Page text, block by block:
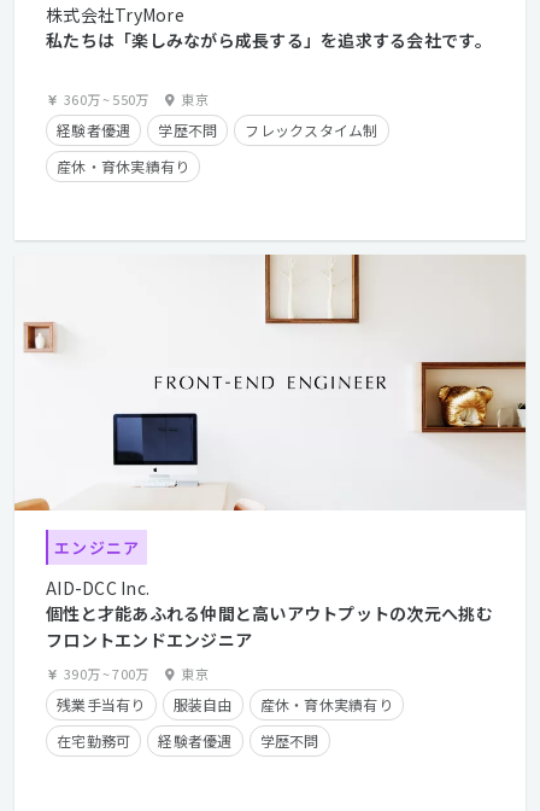
株式会社TryMore
私たちは「楽しみながら成長する」を追求する会社です。
360万~550万 東京
経験者優遇 学歴不問
フレックスタイム制
産休・育休実績有り
エンジニア
AID-DCC Inc.
個性と才能あふれる仲間と高いアウトプットの次元へ挑む
フロントエンドエンジニア
390万~700万 東京
残業手当有り 服装自由
産休・育休実績有り
在宅勤務可
経験者優遇
学歴不問